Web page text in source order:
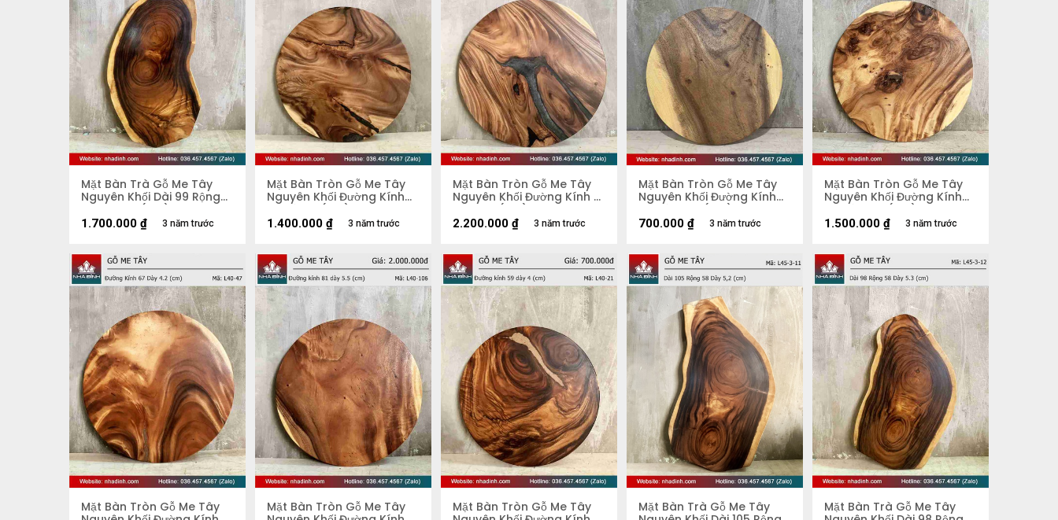
Mặt Bàn Trà Gỗ Me Tây
Nguyên Khối Dài 99 Rộng
51 Dày 5,2 (cm)
3 năm trước
1.700.000 ₫
Mặt Bàn Tròn Gỗ Me Tây
Nguyên Khối Đường Kính
70 Dày 4 (cm)
3 năm trước
1.400.000 ₫
Mặt Bàn Tròn Gỗ Me Tây
Nguyên Khối Đường Kính 81
Dày 4,3 (cm)
3 năm trước
2.200.000 ₫
Mặt Bàn Tròn Gỗ Me Tây
Nguyên Khối Đường Kính
54 Dày 4.4 (cm)
3 năm trước
700.000 ₫
Mặt Bàn Tròn Gỗ Me Tây
Nguyên Khối Đường Kính
74 Dày 3.8 (cm)
3 năm trước
1.500.000 ₫
Mặt Bàn Tròn Gỗ Me Tây
Mặt Bàn Tròn Gỗ Me Tây
Mặt Bàn Tròn Gỗ Me Tây
Mặt Bàn Trà Gỗ Me Tây
Mặt Bàn Trà Gỗ Me Tây